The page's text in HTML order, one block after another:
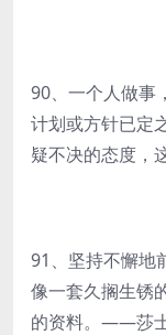
90、一个人做事
计划或方针已定
疑不决的态度
91、坚持不懈地
像一套久搁生锈
的资料。——莎